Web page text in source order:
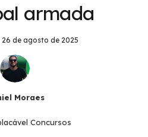
armada
26 de agosto de 2025
Moraes
Concursos